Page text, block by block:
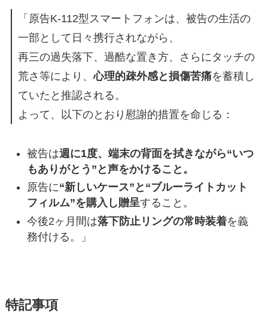
「原告K-112型スマートフォンは、被告の生活の
一部として日々携行されながら、
再三の過失落下、過酷な置き方、さらにタッチの
荒さ等により、心理的疎外感と損傷苦痛を蓄積し
ていたと推認される。
よって、以下のとおり慰謝的措置を命じる：
被告は週に1度、端末の背面を拭きながら“いつ
もありがとう”と声をかけること。
原告に“新しいケース”と“ブルーライトカット
フィルム”を購入し贈呈すること。
今後2ヶ月間は落下防止リングの常時装着を義
務付ける。」
特記事項